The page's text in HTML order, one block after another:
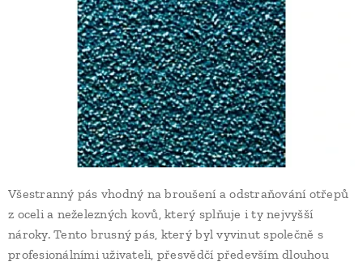
Všestranný pás vhodný na broušení a odstraňování otřepů
z oceli a neželezných kovů, který splňuje i ty nejvyšší
nároky. Tento brusný pás, který byl vyvinut společně s
profesionálními uživateli, přesvědčí především dlouhou